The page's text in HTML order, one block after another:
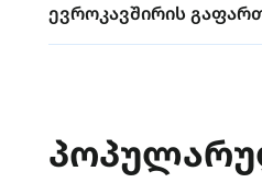
ევროკავშირის